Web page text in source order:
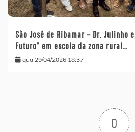
São José de Ribamar – Dr. Julinho
Futuro” em escola da zona rural…
qua 29/04/2026 18:37
0